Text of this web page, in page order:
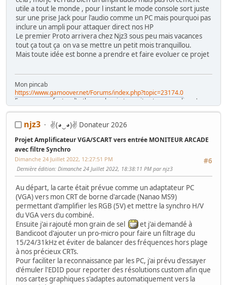
utile a tout le monde , pour l instant le mode console sort juste
sur une prise Jack pour l'audio comme un PC mais pourquoi pas
inclure un ampli pour attaquer direct nos HP
Le premier Proto arrivera chez Njz3 sous peu mais vacances
tout ça tout ça on va se mettre un petit mois tranquillou.
Mais toute idée est bonne a prendre et faire evoluer ce projet
Mon pincab
https://www.gamoover.net/Forums/index.php?topic=23174.0
Excusez mes fautes d'orthographe , je tape vite et ne me relis qu'en
diagonale , mais j'espère ne pas être le pire
njz3 ✌(◕‿◕)✌ Donateur 2026
Projet Amplificateur VGA/SCART vers entrée MONITEUR ARCADE
avec filtre Synchro
#6
Dimanche 24 Juillet 2022, 12:27:51 PM
Dernière édition: Dimanche 24 Juillet 2022, 18:38:11 PM par njz3
Au départ, la carte était prévue comme un adaptateur PC
(VGA) vers mon CRT de borne d'arcade (Nanao MS9)
permettant d'amplifier les RGB (5V) et mettre la synchro H/V
du VGA vers du combiné.
Ensuite j'ai rajouté mon grain de sel
et j'ai demandé à
Bandicoot d'ajouter un pro-micro pour faire un filtrage du
15/24/31kHz et éviter de balancer des fréquences hors plage
à nos précieux CRTs.
Pour faciliter la reconnaissance par les PC, j'ai prévu d'essayer
d'émuler l'EDID pour reporter des résolutions custom afin que
nos cartes graphiques s'adaptes automatiquement vers la